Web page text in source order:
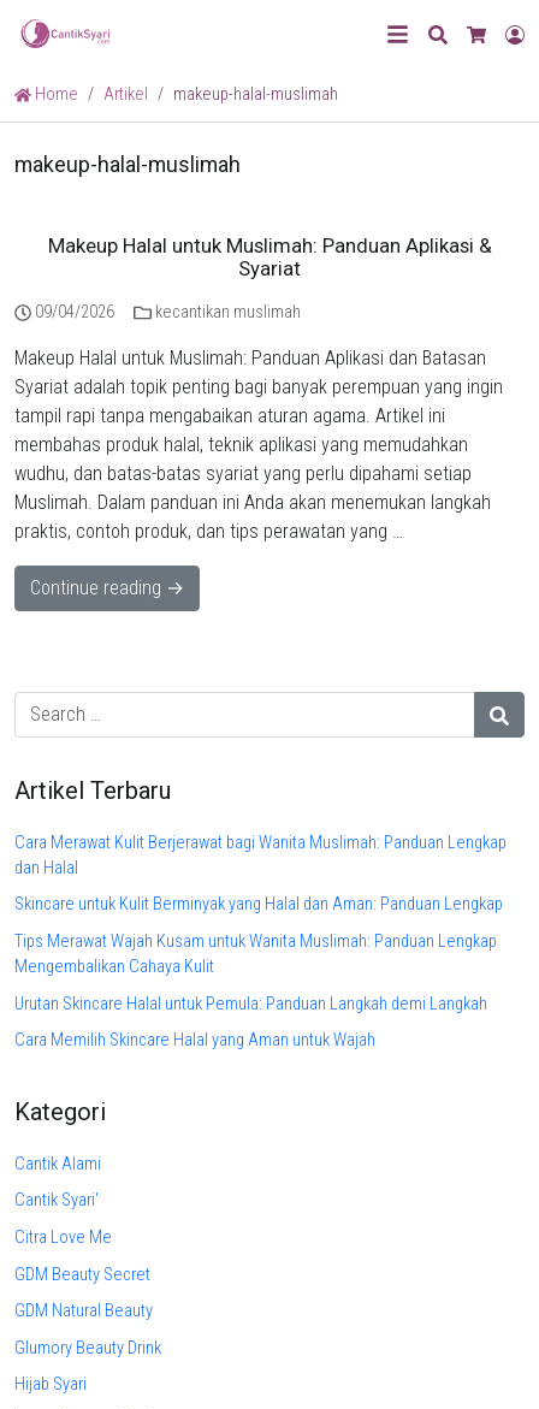
Search
Home Artikel makeup-halal-muslimah
makeup-halal-muslimah
Makeup Halal untuk Muslimah: Panduan Aplikasi &
Syariat
09/04/2026 kecantikan muslimah
Makeup Halal untuk Muslimah: Panduan Aplikasi dan Batasan
Syariat adalah topik penting bagi banyak perempuan yang ingin
tampil rapi tanpa mengabaikan aturan agama. Artikel ini
membahas produk halal, teknik aplikasi yang memudahkan
wudhu, dan batas-batas syariat yang perlu dipahami setiap
Muslimah. Dalam panduan ini Anda akan menemukan langkah
praktis, contoh produk, dan tips perawatan yang …
Continue reading →
Artikel Terbaru
Cara Merawat Kulit Berjerawat bagi Wanita Muslimah: Panduan Lengkap
dan Halal
Skincare untuk Kulit Berminyak yang Halal dan Aman: Panduan Lengkap
Tips Merawat Wajah Kusam untuk Wanita Muslimah: Panduan Lengkap
Mengembalikan Cahaya Kulit
Urutan Skincare Halal untuk Pemula: Panduan Langkah demi Langkah
Cara Memilih Skincare Halal yang Aman untuk Wajah
Kategori
Cantik Alami
Cantik Syari'
Citra Love Me
GDM Beauty Secret
GDM Natural Beauty
Glumory Beauty Drink
Hijab Syari